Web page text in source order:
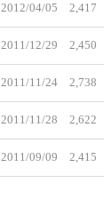
2012/04/05 2,417
2011/12/29 2,450
2011/11/24 2,738
2011/11/28 2,622
2011/09/09 2,415